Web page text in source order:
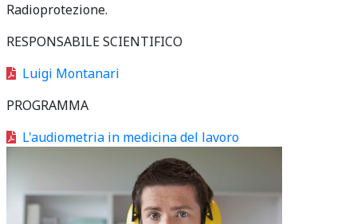
Radioprotezione.
RESPONSABILE SCIENTIFICO
Luigi Montanari
PROGRAMMA
L'audiometria in medicina del lavoro